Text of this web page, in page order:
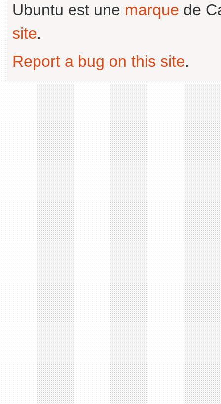
Ubuntu est une marque de
site.
Report a bug on this site.